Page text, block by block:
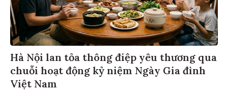
Hà Nội lan tỏa thông điệp yêu thương qua
chuỗi hoạt động kỷ niệm Ngày Gia đình
Việt Nam